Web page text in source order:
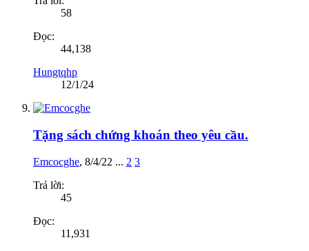
58
Đọc:
44,138
Hungtqhp
12/1/24
Tặng sách chứng khoán theo yêu cầu.
Emcocghe, 8/4/22 ... 2 3
Trả lời:
45
Đọc:
11,931